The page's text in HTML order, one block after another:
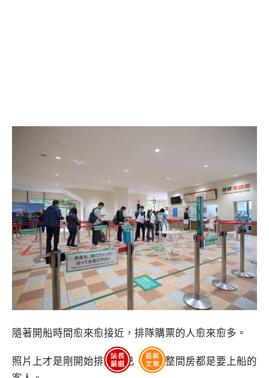
隨著開船時間愈來愈接近，排隊購票的人愈來愈多。
照片上才是剛開始排隊而已，最後整間房都是要上船的